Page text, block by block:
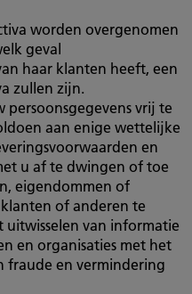
worden overgenomen
geval
haar klanten heeft, een
zullen zijn.
vrij te
aan enige wettelijke
en
u af te dwingen of toe
eigendommen of
of anderen te
uitwisselen van informatie
en organisaties met het
fraude en vermindering